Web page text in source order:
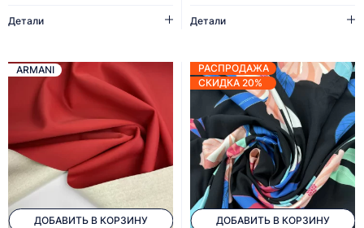
Детали Детали
ДОБАВИТЬ В КОРЗИНУ
ARMANI
ДОБАВИТЬ В КОРЗИНУ
РАСПРОДАЖА
СКИДКА 20%